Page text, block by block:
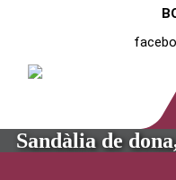
Sandàlia de